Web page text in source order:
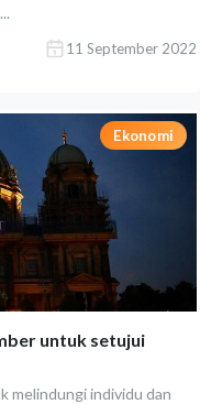
11 September 2022
Ekonomi
untuk setujui
melindungi individu dan